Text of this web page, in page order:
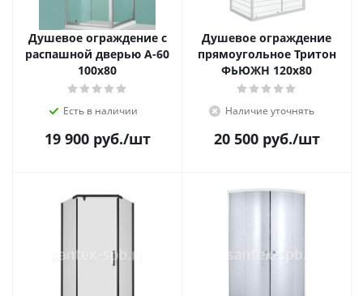
Душевое ограждение с
распашной дверью A-60
100x80
Есть в наличии
19 900руб./шт
Душевое ограждение
прямоугольное Тритон
ФЬЮЖН 120x80
Наличие уточнять
20 500руб./шт